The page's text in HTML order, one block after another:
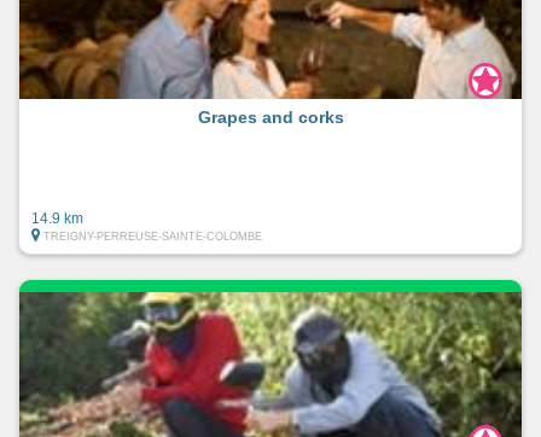
Grapes and corks
14.9 km
TREIGNY-PERREUSE-SAINTE-COLOMBE